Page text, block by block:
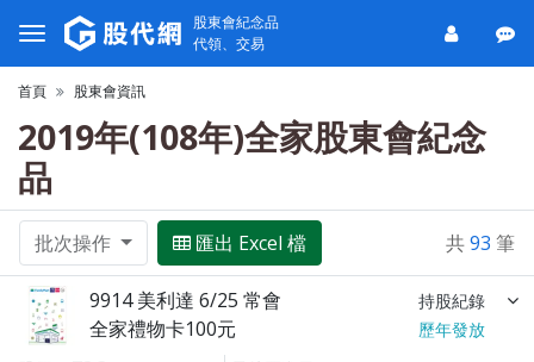
股東會紀念品
代領、交易
首頁 股東會資訊
2019年(108年)全家股東會紀念
品
批次操作 匯出 Excel 檔 共93 筆
9914 美利達 6/25 常會 持股紀錄
全家禮物卡100元
歷年發放